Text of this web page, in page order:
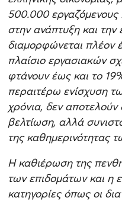
500.000 εργαζόμενους
στην ανάπτυξη και
διαμορφώνεται πλέον
πλαίσιο εργασιακών
φτάνουν έως και το
περαιτέρω ενίσχυση
χρόνια, δεν
βελτίωση, αλλά
της καθημερινότητας
Η καθιέρωση της
των επιδομάτων και η
κατηγορίες όπως οι